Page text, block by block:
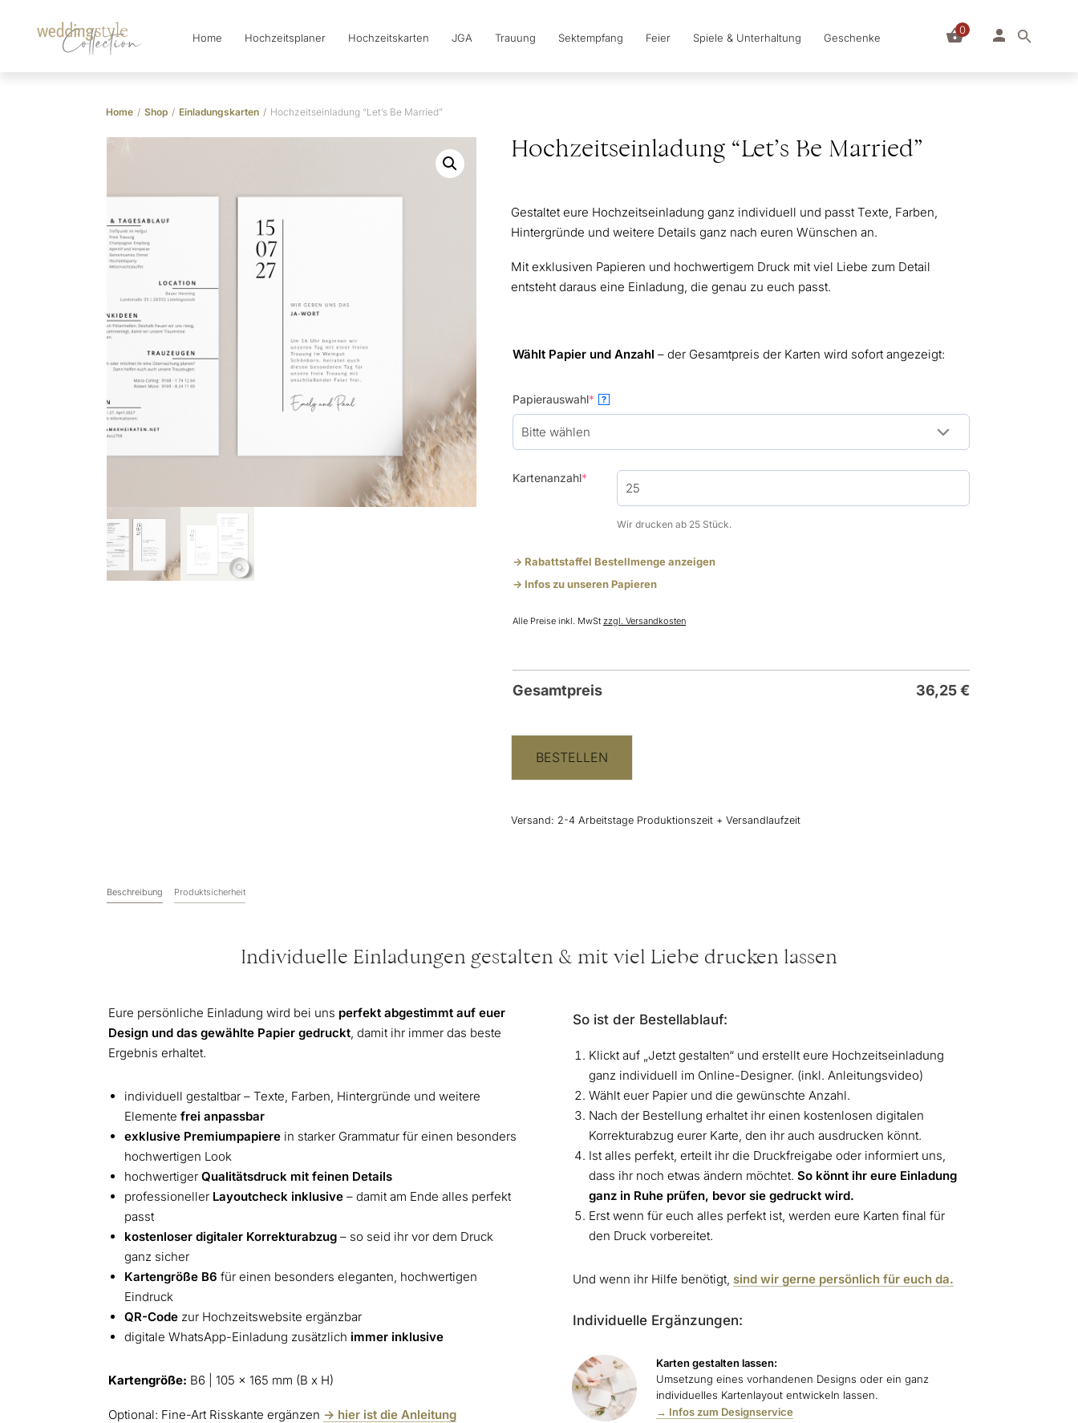
Collection Home Hochzeitsplaner Hochzeitskarten JGA Trauung Sektempfang Feier Spiele & Unterhaltung Geschenke
0
Home / Shop / Einladungskarten / Hochzeitseinladung “Let’s Be Married”
Hochzeitseinladung “Let’s Be Married”
Gestaltet eure Hochzeitseinladung ganz individuell und passt Texte, Farben,
Hintergründe und weitere Details ganz nach euren Wünschen an.
Mit exklusiven Papieren und hochwertigem Druck mit viel Liebe zum Detail
entsteht daraus eine Einladung, die genau zu euch passt.
Wählt Papier und Anzahl– der Gesamtpreis der Karten wird sofort angezeigt:
Papierauswahl* (required)
?
Kartenanzahl* (required)
Wir drucken ab 25 Stück.
-> Rabattstaffel Bestellmenge anzeigen
-> Infos zu unseren Papieren
Alle Preise inkl. MwStzzgl. Versandkosten
Gesamtpreis 36,25€
BESTELLEN
Versand: 2-4 Arbeitstage Produktionszeit + Versandlaufzeit
Beschreibung Produktsicherheit
Individuelle Einladungen gestalten & mit viel Liebe drucken lassen
Eure persönliche Einladung wird bei uns perfekt abgestimmt auf euer
Design und das gewählte Papier gedruckt, damit ihr immer das beste
Ergebnis erhaltet.
individuell gestaltbar – Texte, Farben, Hintergründe und weitere
Elemente frei anpassbar
exklusive Premiumpapiere in starker Grammatur für einen besonders
hochwertigen Look
hochwertiger Qualitätsdruck mit feinen Details
professioneller Layoutcheck inklusive – damit am Ende alles perfekt
passt
kostenloser digitaler Korrekturabzug – so seid ihr vor dem Druck
ganz sicher
Kartengröße B6 für einen besonders eleganten, hochwertigen
Eindruck
QR-Code zur Hochzeitswebsite ergänzbar
digitale WhatsApp-Einladung zusätzlich immer inklusive
Kartengröße: B6 | 105 x 165 mm (B x H)
Optional: Fine-Art Risskante ergänzen -> hier ist die Anleitung
So ist der Bestellablauf:
Klickt auf „Jetzt gestalten“ und erstellt eure Hochzeitseinladung
ganz individuell im Online-Designer. (inkl. Anleitungsvideo)
Wählt euer Papier und die gewünschte Anzahl.
Nach der Bestellung erhaltet ihr einen kostenlosen digitalen
Korrekturabzug eurer Karte, den ihr auch ausdrucken könnt.
Ist alles perfekt, erteilt ihr die Druckfreigabe oder informiert uns,
dass ihr noch etwas ändern möchtet.So könnt ihr eure Einladung
ganz in Ruhe prüfen, bevor sie gedruckt wird.
Erst wenn für euch alles perfekt ist, werden eure Karten final für
den Druck vorbereitet.
Und wenn ihr Hilfe benötigt,sind wir gerne persönlich für euch da.
Individuelle Ergänzungen:
Karten gestalten lassen:
Umsetzung eines vorhandenen Designs oder ein ganz
individuelles Kartenlayout entwickeln lassen.
→ Infos zum Designservice